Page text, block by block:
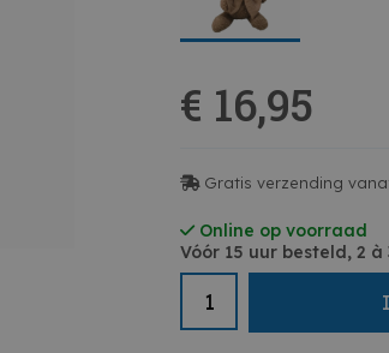
• Perfect
• Tijdloos en stijlvol
€ 16,95
Gratis verzending
Online op voorraad
Vóór 15 uur besteld, 2